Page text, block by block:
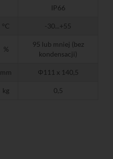
IP66
°C -30...+55
%
95 lub mniej (bez
kondensacji)
mm Φ111 x 140,5
kg 0,5